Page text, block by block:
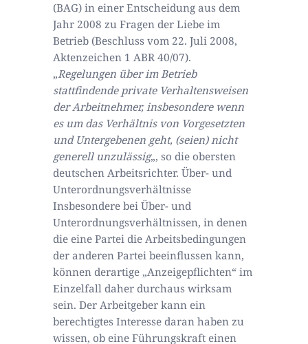
(BAG) in einer Entscheidung aus dem
Jahr 2008 zu Fragen der Liebe im
Betrieb (Beschluss vom 22. Juli 2008,
Aktenzeichen 1 ABR 40/07).
„Regelungen über im Betrieb
stattfindende private Verhaltensweisen
der Arbeitnehmer, insbesondere wenn
es um das Verhältnis von Vorgesetzten
und Untergebenen geht, (seien) nicht
generell unzulässig„, so die obersten
deutschen Arbeitsrichter. Über- und
Unterordnungsverhältnisse
Insbesondere bei Über- und
Unterordnungsverhältnissen, in denen
die eine Partei die Arbeitsbedingungen
der anderen Partei beeinflussen kann,
können derartige „Anzeigepflichten“ im
Einzelfall daher durchaus wirksam
sein. Der Arbeitgeber kann ein
berechtigtes Interesse daran haben zu
wissen, ob eine Führungskraft einen